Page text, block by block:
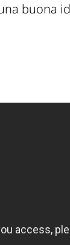
buona